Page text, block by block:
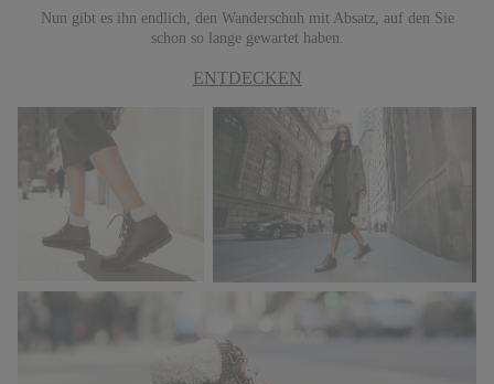
Nun gibt es ihn endlich, den Wanderschuh mit Absatz, auf den Sie
schon so lange gewartet haben.
ENTDECKEN